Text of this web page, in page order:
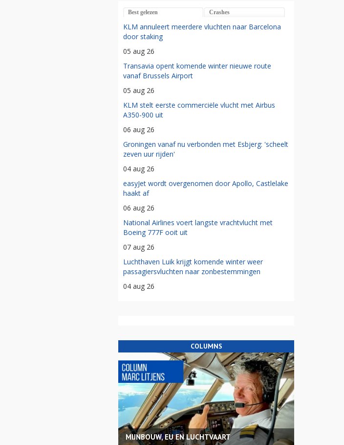
Best gelezen Crashes
KLM annuleert meerdere vluchten naar Barcelona
door staking
05 aug 26
Transavia opent komende winter nieuwe route
vanaf Brussels Airport
05 aug 26
KLM stelt eerste commerciële vlucht met Airbus
A350-900 uit
06 aug 26
Groningen vanaf nu verbonden met Esbjerg: 'scheelt
zeven uur rijden'
04 aug 26
easyJet wordt overgenomen door Apollo, Castlelake
haakt af
06 aug 26
National Airlines voert langste vrachtvlucht met
Boeing 777F ooit uit
07 aug 26
Luchthaven Luik krijgt komende winter weer
passagiersvluchten naar zonbestemmingen
04 aug 26
COLUMNS
MIJNBOUW, EU EN LUCHTVAART